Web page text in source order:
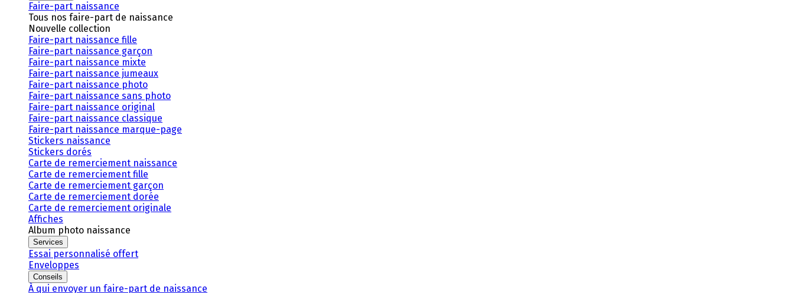
Faire-part naissance
Tous nos faire-part de naissance
Nouvelle collection
Faire-part naissance fille
Faire-part naissance garçon
Faire-part naissance mixte
Faire-part naissance jumeaux
Faire-part naissance photo
Faire-part naissance sans photo
Faire-part naissance original
Faire-part naissance classique
Faire-part naissance marque-page
Stickers naissance
Stickers dorés
Carte de remerciement naissance
Carte de remerciement fille
Carte de remerciement garçon
Carte de remerciement dorée
Carte de remerciement originale
Affiches
Album photo naissance
Services
Essai personnalisé offert
Enveloppes
Conseils
À qui envoyer un faire-part de naissance